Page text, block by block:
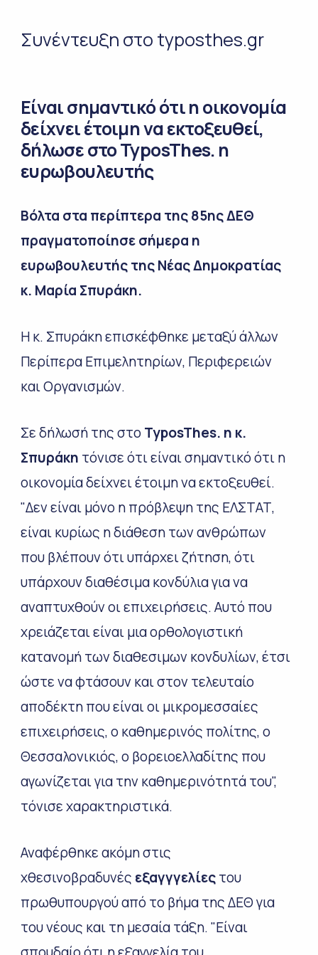
Συνέντευξη στο typosthes.gr
Είναι σημαντικό ότι η οικονομία
δείχνει έτοιμη να εκτοξευθεί,
δήλωσε στο TyposThes. η
ευρωβουλευτής
Bόλτα στα περίπτερα της 85ης ΔΕΘ
πραγματοποίησε σήμερα η
ευρωβουλευτής της Νέας Δημοκρατίας
κ. Μαρία Σπυράκη.
Η κ. Σπυράκη επισκέφθηκε μεταξύ άλλων
Περίπερα Επιμελητηρίων, Περιφερειών
και Οργανισμών.
Σε δήλωσή της στοTyposThes. η κ.
Σπυράκη τόνισε ότι είναι σημαντικό ότι η
οικονομία δείχνει έτοιμη να εκτοξευθεί.
"Δεν είναι μόνο η πρόβλεψη της ΕΛΣΤΑΤ,
είναι κυρίως η διάθεση των ανθρώπων
που βλέπουν ότι υπάρχει ζήτηση, ότι
υπάρχουν διαθέσιμα κονδύλια για να
αναπτυχθούν οι επιχειρήσεις. Αυτό που
χρειάζεται είναι μια ορθολογιστική
κατανομή των διαθεσιμων κονδυλίων, έτσι
ώστε να φτάσουν και στον τελευταίο
αποδέκτη που είναι οι μικρομεσσαίες
επιχειρήσεις, ο καθημερινός πολίτης, ο
Θεσσαλονικιός, ο βορειοελλαδίτης που
αγωνίζεται για την καθημερινότητά του",
τόνισε χαρακτηριστικά.
Αναφέρθηκε ακόμη στις
χθεσινοβραδυνές εξαγγγελίεςτου
πρωθυπουργού από το βήμα της ΔΕΘ για
του νέους και τη μεσαία τάξη. "Είναι